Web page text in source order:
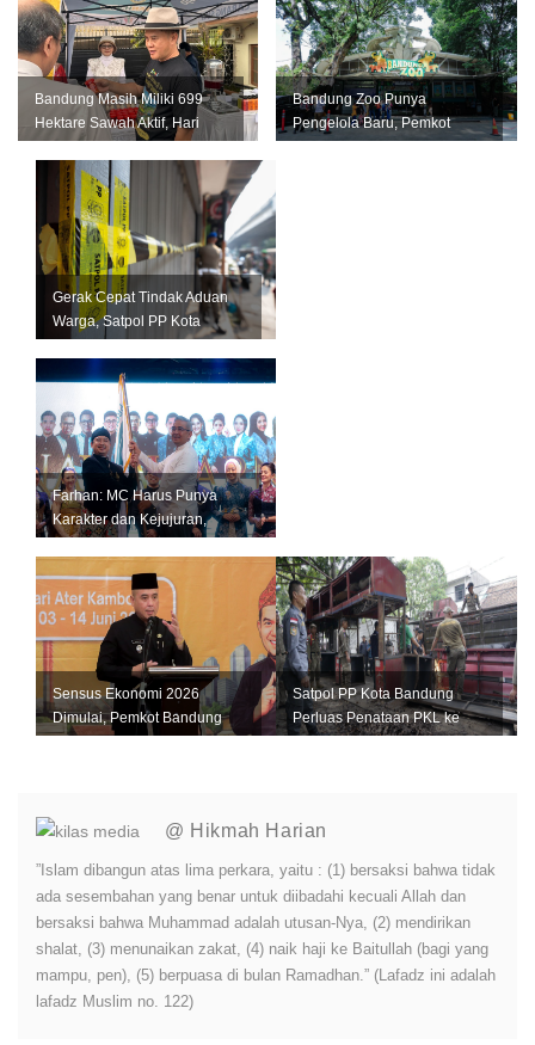
Bandung Masih Miliki 699
Hektare Sawah Aktif, Hari
Momentum...
Bandung Zoo Punya
Pengelola Baru, Pemkot
Gerak Cepat Tindak Aduan
Warga, Satpol PP Kota
Farhan: MC Harus Punya
Karakter dan Kejujuran,
Sensus Ekonomi 2026
Dimulai, Pemkot Bandung
Satpol PP Kota Bandung
Perluas Penataan PKL ke
@ Hikmah Harian
”Islam dibangun atas lima perkara, yaitu : (1) bersaksi bahwa tidak
ada sesembahan yang benar untuk diibadahi kecuali Allah dan
bersaksi bahwa Muhammad adalah utusan-Nya, (2) mendirikan
shalat, (3) menunaikan zakat, (4) naik haji ke Baitullah (bagi yang
mampu, pen), (5) berpuasa di bulan Ramadhan.” (Lafadz ini adalah
lafadz Muslim no. 122)